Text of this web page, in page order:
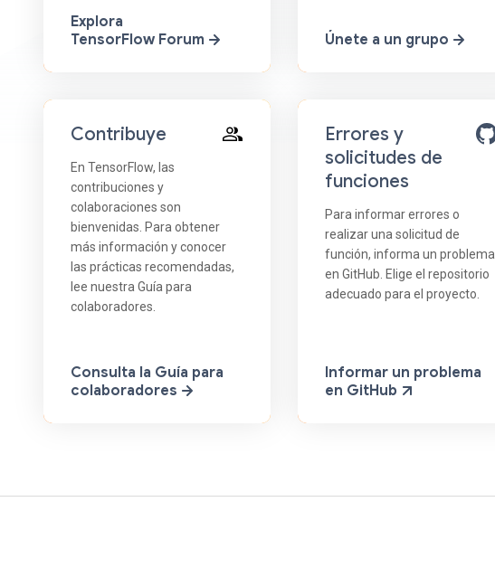
Explora
TensorFlow Forum
Únete a un grupo
Contribuye
En TensorFlow, las
contribuciones y
colaboraciones son
bienvenidas. Para obtener
más información y conocer
las prácticas recomendadas,
lee nuestra Guía para
colaboradores.
Consulta la Guía para
colaboradores
Errores y
solicitudes de
funciones
Para informar errores o
realizar una solicitud de
función, informa un problema
en GitHub. Elige el repositorio
adecuado para el proyecto.
Informar un problema
en GitHub